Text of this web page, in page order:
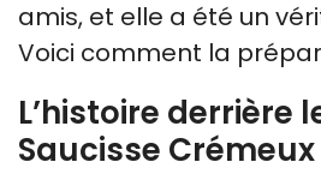
amis, et elle a été un
Voici comment la
L’histoire derrière
Saucisse Crémeux